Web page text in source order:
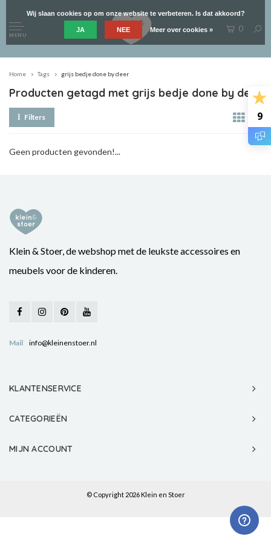
9
MENU
0
Home Tags grijs bedje done by deer
Producten getagd met grijs bedje done by deer
Filters
Geen producten gevonden!...
Klein & Stoer, de webshop met de leukste accessoires en
meubels voor de kinderen.
Mail info@kleinenstoer.nl
KLANTENSERVICE
CATEGORIEËN
MIJN ACCOUNT
© Copyright 2026 Klein en Stoer
Wij slaan cookies op om onze website te verbeteren. Is dat akkoord?
JA NEE Meer over cookies »